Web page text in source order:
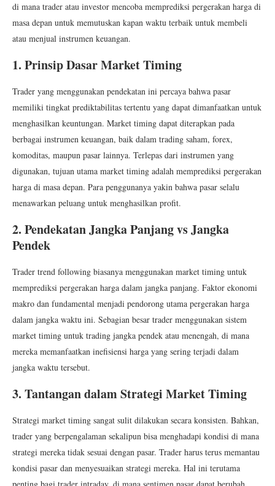
di mana trader atau investor mencoba memprediksi pergerakan harga di
masa depan untuk memutuskan kapan waktu terbaik untuk membeli
atau menjual instrumen keuangan.
1. Prinsip Dasar Market Timing
Trader yang menggunakan pendekatan ini percaya bahwa pasar
memiliki tingkat prediktabilitas tertentu yang dapat dimanfaatkan untuk
menghasilkan keuntungan. Market timing dapat diterapkan pada
berbagai instrumen keuangan, baik dalam trading saham, forex,
komoditas, maupun pasar lainnya. Terlepas dari instrumen yang
digunakan, tujuan utama market timing adalah memprediksi pergerakan
harga di masa depan. Para penggunanya yakin bahwa pasar selalu
menawarkan peluang untuk menghasilkan profit.
2. Pendekatan Jangka Panjang vs Jangka
Pendek
Trader trend following biasanya menggunakan market timing untuk
memprediksi pergerakan harga dalam jangka panjang. Faktor ekonomi
makro dan fundamental menjadi pendorong utama pergerakan harga
dalam jangka waktu ini. Sebagian besar trader menggunakan sistem
market timing untuk trading jangka pendek atau menengah, di mana
mereka memanfaatkan inefisiensi harga yang sering terjadi dalam
jangka waktu tersebut.
3. Tantangan dalam Strategi Market Timing
Strategi market timing sangat sulit dilakukan secara konsisten. Bahkan,
trader yang berpengalaman sekalipun bisa menghadapi kondisi di mana
strategi mereka tidak sesuai dengan pasar. Trader harus terus memantau
kondisi pasar dan menyesuaikan strategi mereka. Hal ini terutama